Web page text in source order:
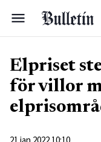
Elpriset
för villor